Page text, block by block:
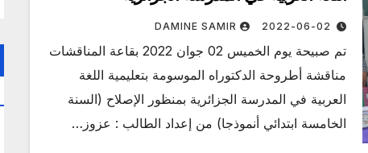
2022-06-02
DAMINE SAMIR
تم صبيحة يوم الخميس 02 جوان 2022 بقاعة المناقشات
مناقشة أطروحة الدكتوراه الموسومة بتعليمية اللغة
العربية في المدرسة الجزائرية بمنظور الإصلاح (السنة
الخامسة ابتدائي أنموذجا) من إعداد الطالب : عزوز…